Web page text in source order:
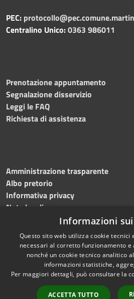
PEC:
Centralino Unico:0363 986011
Prenotazione appuntamento
Segnalazione disservizio
Leggi le FAQ
Richiesta di assistenza
Amministrazione trasparente
Albo pretorio
Informativa privacy
Note legali
Dichiarazione di accessibilità
Accessibilità
Informazioni
Questo sito web utilizza cookie
necessari al corretto funzionamento e
nonché un cookie tecnico analitico
informazioni statistiche,
Per maggiori dettagli, può consultare la
ACCETTA TUTTO